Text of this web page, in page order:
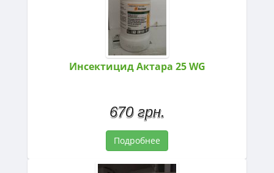
Инсектицид Актара 25 WG
670 грн.
Подробнее